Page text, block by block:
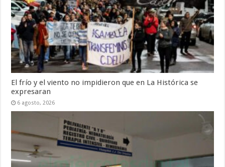
El frío y el viento no impidieron que en La Histórica se
expresaran
6 agosto, 2026